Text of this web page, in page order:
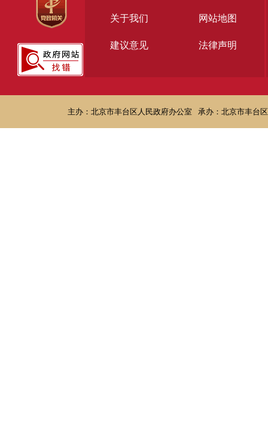
关于我们 网站地图
建议意见 法律声明
主办：北京市丰台区人民政府办公室 承办：北京市丰台